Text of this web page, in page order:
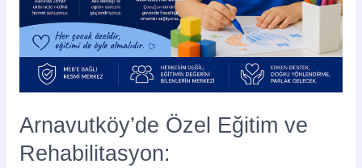
Arnavutköy’de Özel Eğitim ve
Rehabilitasyon: